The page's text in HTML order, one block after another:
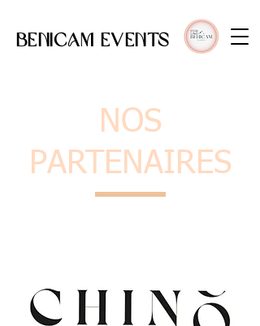
BENICAM EVENTS
NOS
PARTENAIRES